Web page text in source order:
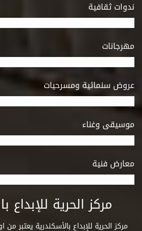
ندوات ثقافية
مهرجانات
عروض سنمائية ومسرحيات
موسيقى وغناء
معارض فنية
مركز الحرية للإبداع
مركز الحرية للإبداع بالأسكندرية يعتبر من